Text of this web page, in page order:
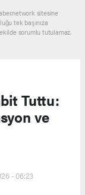
sitesine
tek başınıza
sorumlu tutulamaz.
Tuttu:
ve
- 06:23